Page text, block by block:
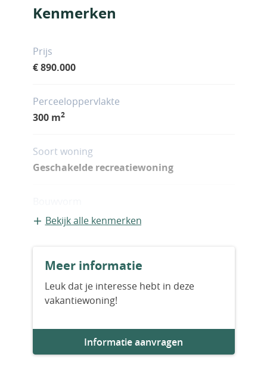
Kenmerken
Prijs
€ 890.000
Perceeloppervlakte
300 m2
Soort woning
Geschakelde recreatiewoning
Bestaande bouw
2027
Aantal slaapkamers
Aantal badkamers
Bekijk alle kenmerken
Meer informatie
Leuk dat je interesse hebt in deze
vakantiewoning!
Informatie aanvragen